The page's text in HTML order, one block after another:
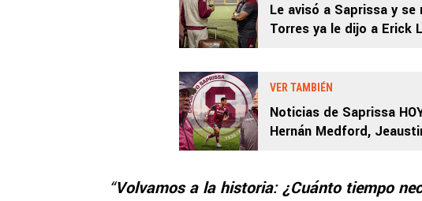
Le avisó a Saprissa y
Torres ya le dijo a Erick
VER TAMBIÉN
Noticias de Saprissa
Hernán Medford,
“Volvamos a la historia: ¿Cuánto tiempo